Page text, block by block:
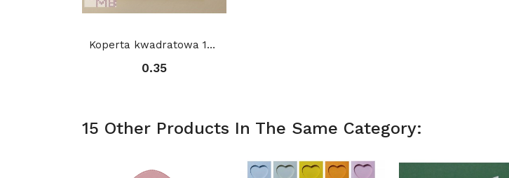
Koperta kwadratowa 15,5 x 15,5 cm
0.35
15 Other Products In The Same Category: